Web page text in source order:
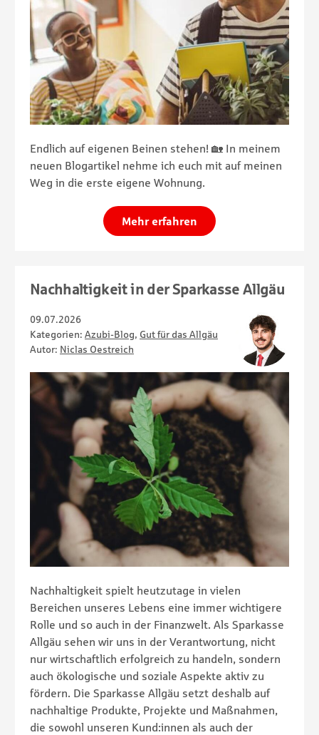
Endlich auf eigenen Beinen stehen! 🏡 In meinem
neuen Blogartikel nehme ich euch mit auf meinen
Weg in die erste eigene Wohnung.
Mehr erfahren
Nachhaltigkeit in der Sparkasse Allgäu
09.07.2026
Kategorien: Azubi-Blog, Gut für das Allgäu
Autor: Niclas Oestreich
Nachhaltigkeit spielt heutzutage in vielen
Bereichen unseres Lebens eine immer wichtigere
Rolle und so auch in der Finanzwelt. Als Sparkasse
Allgäu sehen wir uns in der Verantwortung, nicht
nur wirtschaftlich erfolgreich zu handeln, sondern
auch ökologische und soziale Aspekte aktiv zu
fördern. Die Sparkasse Allgäu setzt deshalb auf
nachhaltige Produkte, Projekte und Maßnahmen,
die sowohl unseren Kund:innen als auch der